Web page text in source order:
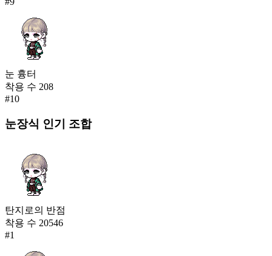
눈 흉터
착용 수 208
#10
눈장식 인기 조합
탄지로의 반점
착용 수 20546
#1